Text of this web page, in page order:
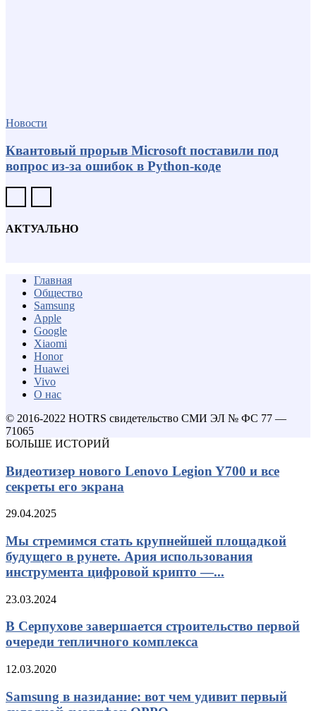
Новости
Квантовый прорыв Microsoft поставили под
вопрос из-за ошибок в Python-коде
АКТУАЛЬНО
Главная
Общество
Samsung
Apple
Google
Xiaomi
Honor
Huawei
Vivo
О нас
© 2016-2022 HOTRS свидетельство СМИ ЭЛ № ФС 77 —
71065
БОЛЬШЕ ИСТОРИЙ
Видеотизер нового Lenovo Legion Y700 и все
секреты его экрана
29.04.2025
Мы стремимся стать крупнейшей площадкой
будущего в рунете. Ария использования
инструмента цифровой крипто —...
23.03.2024
В Серпухове завершается строительство первой
очереди тепличного комплекса
12.03.2020
Samsung в назидание: вот чем удивит первый